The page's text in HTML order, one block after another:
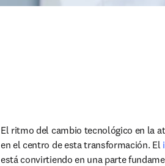
El ritmo del cambio tecnológico en la
en el centro de esta transformación. El
está convirtiendo en una parte